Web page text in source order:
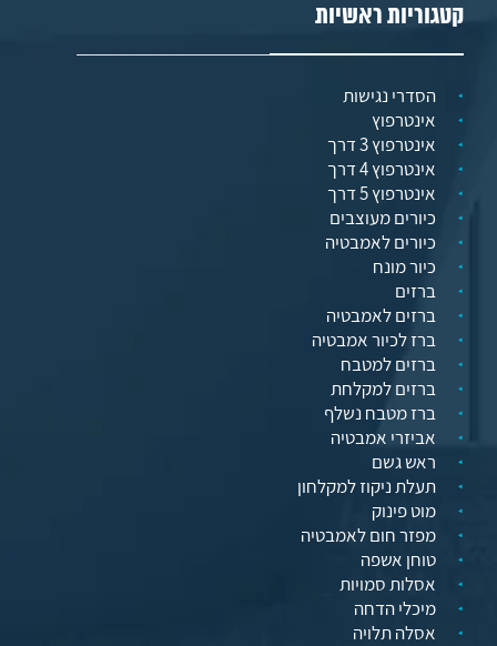
קטגוריות ראשיות
הסדרי נגישות
אינטרפוץ
אינטרפוץ 3 דרך
אינטרפוץ 4 דרך
אינטרפוץ 5 דרך
כיורים מעוצבים
כיורים לאמבטיה
כיור מונח
ברזים
ברזים לאמבטיה
ברז לכיור אמבטיה
ברזים למטבח
ברזים למקלחת
ברז מטבח נשלף
אביזרי אמבטיה
ראש גשם
תעלת ניקוז למקלחון
מוט פינוק
מפזר חום לאמבטיה
טוחן אשפה
אסלות סמויות
מיכלי הדחה
אסלה תלויה